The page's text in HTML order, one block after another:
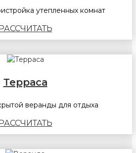
утепленных комнат
Терраса
веранды для отдыха